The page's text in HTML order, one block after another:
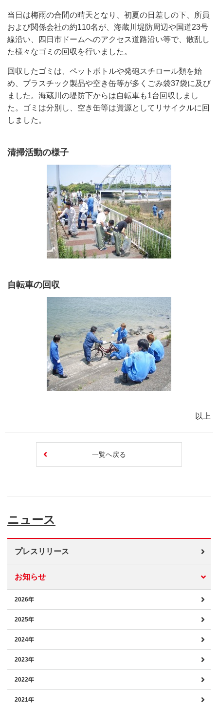
当日は梅雨の合間の晴天となり、初夏の日差しの下、所員
および関係会社の約110名が、海蔵川堤防周辺や国道23号
線沿い、四日市ドームへのアクセス道路沿い等で、散乱し
た様々なゴミの回収を行いました。
回収したゴミは、ペットボトルや発砲スチロール類を始
め、プラスチック製品や空き缶等が多くごみ袋37袋に及び
ました。海蔵川の堤防下からは自転車も1台回収しまし
た。ゴミは分別し、空き缶等は資源としてリサイクルに回
しました。
清掃活動の様子
自転車の回収
以上
一覧へ戻る
ニュース
プレスリリース
お知らせ
2026年
2025年
2024年
2023年
2022年
2021年